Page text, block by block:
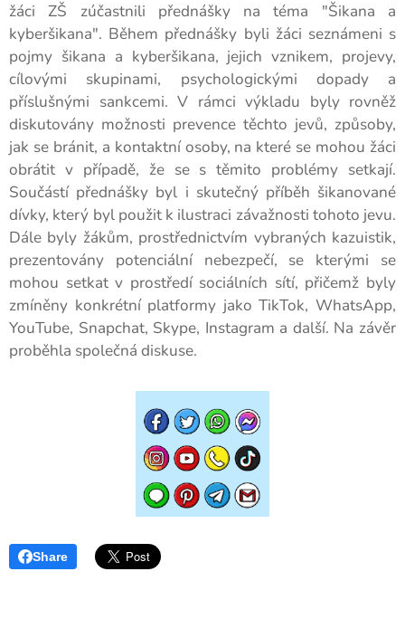
žáci ZŠ zúčastnili přednášky na téma "Šikana a
kyberšikana". Během přednášky byli žáci seznámeni s
pojmy šikana a kyberšikana, jejich vznikem, projevy,
cílovými skupinami, psychologickými dopady a
příslušnými sankcemi. V rámci výkladu byly rovněž
diskutovány možnosti prevence těchto jevů, způsoby,
jak se bránit, a kontaktní osoby, na které se mohou žáci
obrátit v případě, že se s těmito problémy setkají.
Součástí přednášky byl i skutečný příběh šikanované
dívky, který byl použit k ilustraci závažnosti tohoto jevu.
Dále byly žákům, prostřednictvím vybraných kazuistik,
prezentovány potenciální nebezpečí, se kterými se
mohou setkat v prostředí sociálních sítí, přičemž byly
zmíněny konkrétní platformy jako TikTok, WhatsApp,
YouTube, Snapchat, Skype, Instagram a další. Na závěr
proběhla společná diskuse.
Share